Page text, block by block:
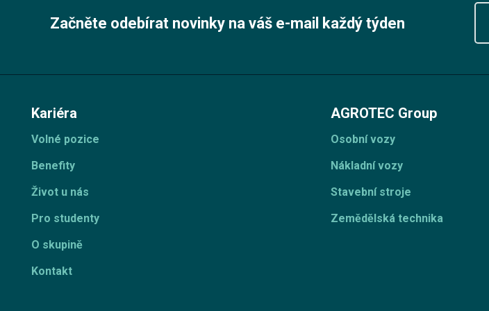
Začněte odebírat novinky na váš e-mail každý týden
Kariéra
Volné pozice
Benefity
Život u nás
Pro studenty
O skupině
Kontakt
AGROTEC Group
Osobní vozy
Nákladní vozy
Stavební stroje
Zemědělská technika